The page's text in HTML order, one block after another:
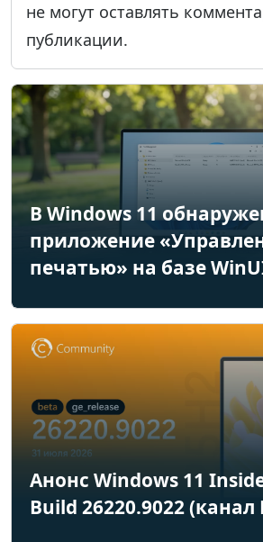
не могут оставлять
публикации.
В Windows 11
приложение
печатью» на базе
Анонс Windows 11
Build 26220.9022 (канал